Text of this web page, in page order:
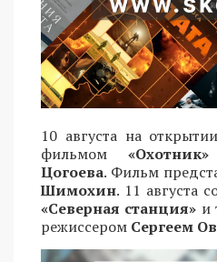
10 августа на
фильмом «Охотник»
Цогоева. Фильм
Шимохин. 11 августа
«Северная станция» и
режиссером Сергеем